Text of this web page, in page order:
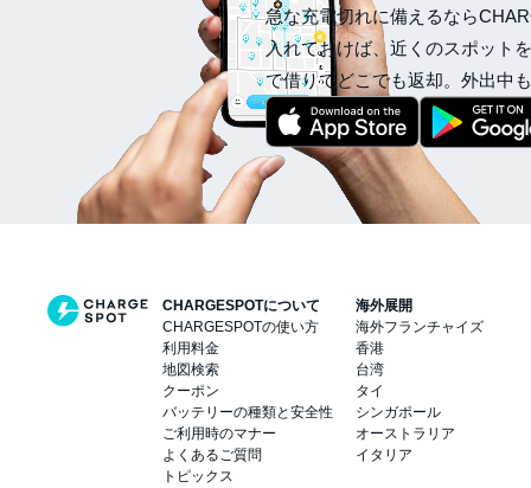
急な充電切れに備えるなら
入れておけば、近くのスポット
で借りてどこでも返却。外出中
CHARGESPOTについて
CHARGESPOTの使い方
利用料金
地図検索
クーポン
バッテリーの種類と安全性
ご利用時のマナー
よくあるご質問
トピックス
海外展開
海外フランチャイズ
香港
台湾
タイ
シンガポール
オーストラリア
イタリア